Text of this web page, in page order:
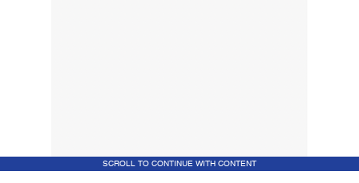
SCROLL TO CONTINUE WITH CONTENT